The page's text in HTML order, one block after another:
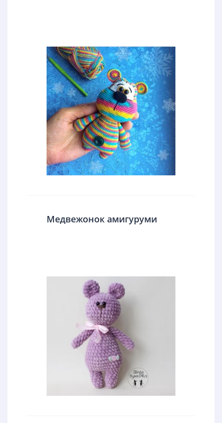
Медвежонок амигуруми